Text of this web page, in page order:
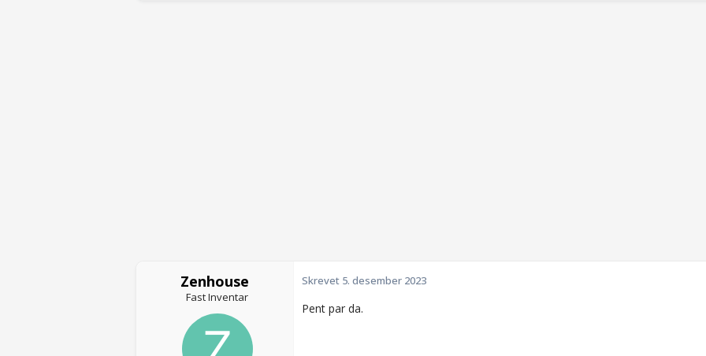
Zenhouse
Fast Inventar
Skrevet 5. desember 2023
Pent par da.